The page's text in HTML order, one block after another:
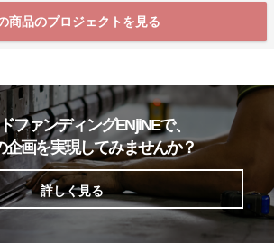
商品のプロジェクトを見る
ファンディングENjiNEで、
企画を実現してみませんか？
詳しく見る